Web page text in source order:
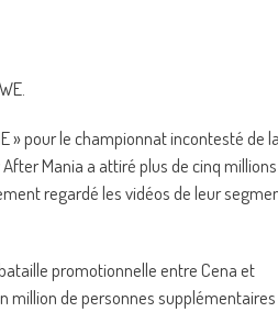
» pour le championnat incontesté de la
Mania a attiré plus de cinq millions
regardé les vidéos de leur
promotionnelle entre Cena et
million de personnes supplémentaires